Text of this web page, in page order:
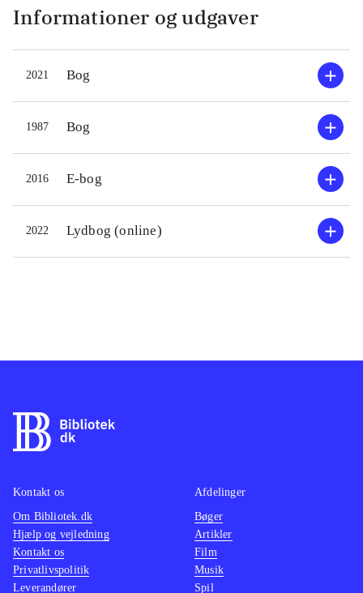
Informationer og udgaver
2021 Bog
1987 Bog
2016 E-bog
2022 Lydbog (online)
Kontakt os
Om Bibliotek.dk
Hjælp og vejledning
Kontakt os
Privatlivspolitik
Leverandører
Afdelinger
Bøger
Artikler
Film
Musik
Spil